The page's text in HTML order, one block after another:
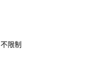
不限制